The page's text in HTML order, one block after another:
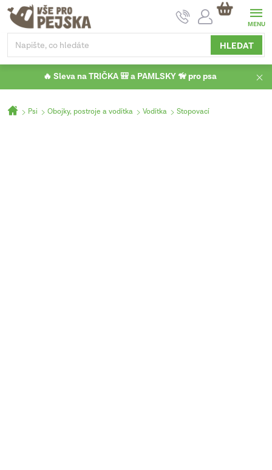
Přejít
obsah
HLEDAT
NÁKUPNÍ
KOŠÍK
🔥 Sleva na TRIČKA 🎒 a PAMLSKY 🦮 pro psa
Domů
Psi Obojky, postroje a vodítka Vodítka Stopovací